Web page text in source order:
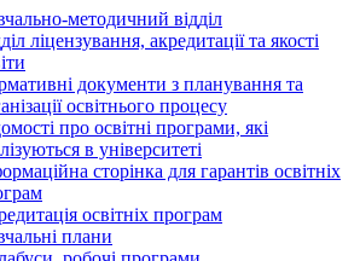
методичний відділ
ліцензування, акредитації та якості
документи з планування та
освітнього процесу
про освітні програми, які
в університеті
сторінка для гарантів освітніх
освітніх програм
плани